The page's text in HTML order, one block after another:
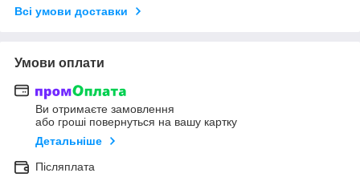
Всі умови доставки
Умови оплати
Ви отримаєте замовлення
або гроші повернуться на вашу картку
Детальніше
Післяплата